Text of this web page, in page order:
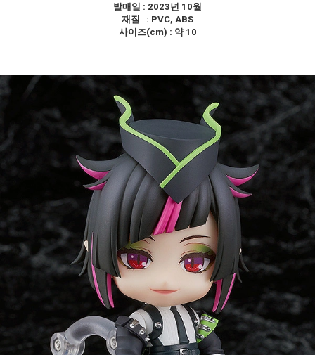
발매일 : 2023년 10월
재질 : PVC, ABS
사이즈(cm) : 약 10